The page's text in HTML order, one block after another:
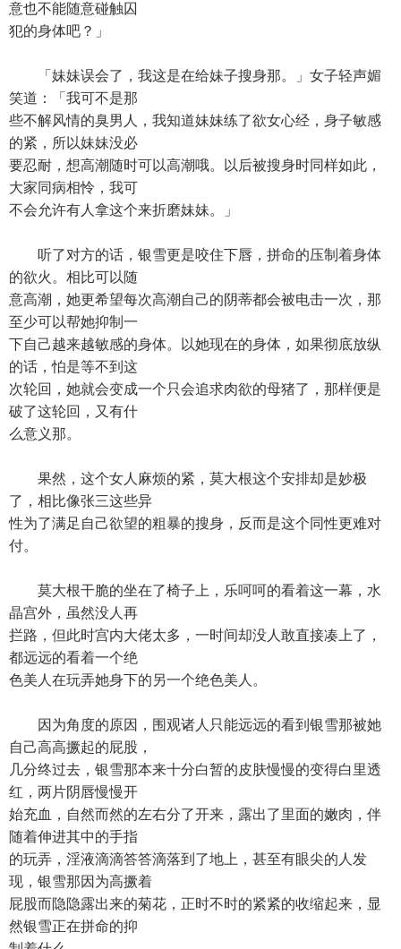
意也不能随意碰触囚
犯的身体吧？」
「妹妹误会了，我这是在给妹子搜身那。」女子轻声媚
笑道：「我可不是那
些不解风情的臭男人，我知道妹妹练了欲女心经，身子敏感
的紧，所以妹妹没必
要忍耐，想高潮随时可以高潮哦。以后被搜身时同样如此，
大家同病相怜，我可
不会允许有人拿这个来折磨妹妹。」
听了对方的话，银雪更是咬住下唇，拼命的压制着身体
的欲火。相比可以随
意高潮，她更希望每次高潮自己的阴蒂都会被电击一次，那
至少可以帮她抑制一
下自己越来越敏感的身体。以她现在的身体，如果彻底放纵
的话，怕是等不到这
次轮回，她就会变成一个只会追求肉欲的母猪了，那样便是
破了这轮回，又有什
么意义那。
果然，这个女人麻烦的紧，莫大根这个安排却是妙极
了，相比像张三这些异
性为了满足自己欲望的粗暴的搜身，反而是这个同性更难对
付。
莫大根干脆的坐在了椅子上，乐呵呵的看着这一幕，水
晶宫外，虽然没人再
拦路，但此时宫内大佬太多，一时间却没人敢直接凑上了，
都远远的看着一个绝
色美人在玩弄她身下的另一个绝色美人。
因为角度的原因，围观诸人只能远远的看到银雪那被她
自己高高撅起的屁股，
几分终过去，银雪那本来十分白暂的皮肤慢慢的变得白里透
红，两片阴唇慢慢开
始充血，自然而然的左右分了开来，露出了里面的嫩肉，伴
随着伸进其中的手指
的玩弄，淫液滴滴答答滴落到了地上，甚至有眼尖的人发
现，银雪那因为高撅着
屁股而隐隐露出来的菊花，正时不时的紧紧的收缩起来，显
然银雪正在拼命的抑